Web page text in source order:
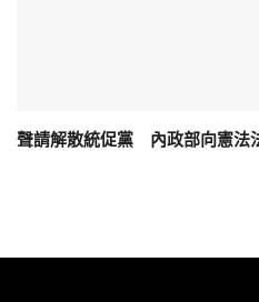
聲請解散統促黨 內政部向憲法